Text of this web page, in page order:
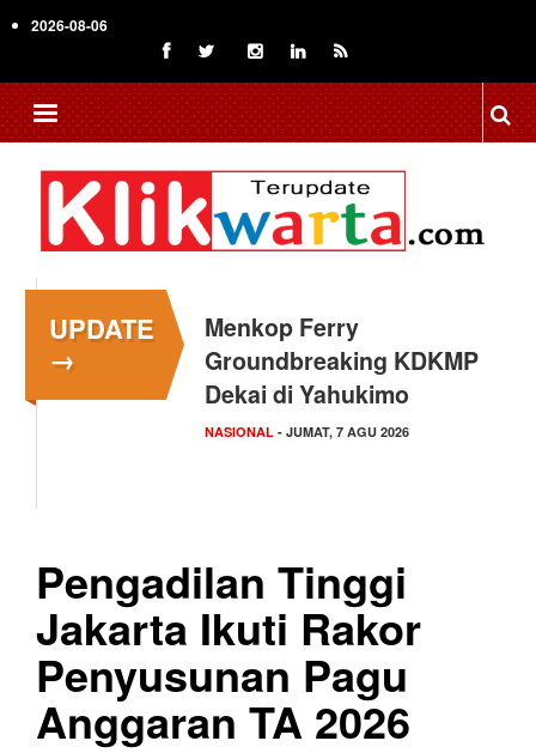
to
content
2026-08-06
UPDATE
→
Menkop Ferry
Groundbreaking KDKMP
Dekai di Yahukimo
NASIONAL - JUMAT, 7 AGU 2026
Pengadilan Tinggi
Jakarta Ikuti Rakor
Penyusunan Pagu
Anggaran TA 2026